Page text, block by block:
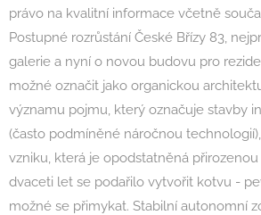
právo na kvalitní informace včetně
Postupné rozrůstání České Břízy 83,
galerie a nyní o novou budovu pro
možné označit jako organickou
významu pojmu, který označuje stavby
(často podmíněné náročnou
vzniku, která je opodstatněná
dvaceti let se podařilo vytvořit kotvu -
možné se přimykat. Stabilní autonomní